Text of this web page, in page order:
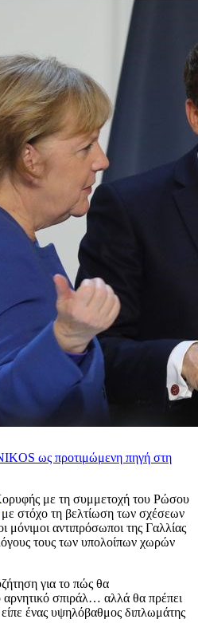
ως προτιμώμενη πηγή στη
με τη συμμετοχή του Ρώσου
με στόχο τη βελτίωση των σχέσεων
μόνιμοι αντιπρόσωποι της Γαλλίας
τους των υπολοίπων χωρών
για το πώς θα
σπιράλ… αλλά θα πρέπει
ένας υψηλόβαθμος διπλωμάτης